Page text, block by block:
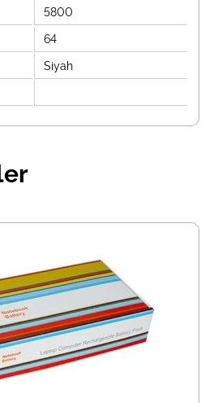
5800
64
Siyah